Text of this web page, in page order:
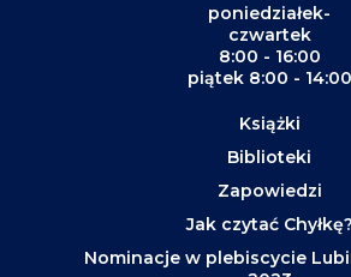
poniedziałek-
czwartek
8:00 - 16:00
piątek 8:00 - 14:00
Książki
Biblioteki
Zapowiedzi
Jak czytać Chyłkę?
Nominacje w plebiscycie